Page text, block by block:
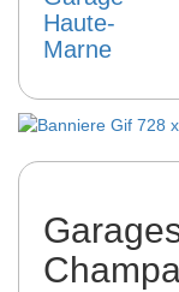
Haute-
Marne